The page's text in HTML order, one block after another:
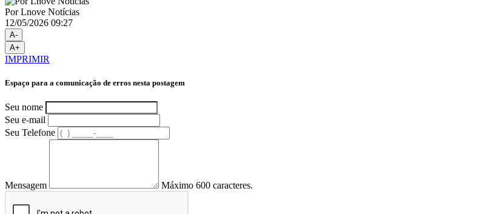
Por Lnove Notícias
12/05/2026 09:27
A-
A+
IMPRIMIR
Espaço para a comunicação de erros nesta postagem
Seu nome
Seu e-mail
Seu Telefone
Mensagem Máximo 600 caracteres.